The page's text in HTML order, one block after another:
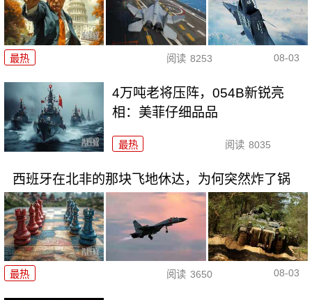
最热 阅读 8253 08-03
4万吨老将压阵，054B新锐亮
相：美菲仔细品品
最热 阅读 8035
西班牙在北非的那块飞地休达，为何突然炸了锅
最热 阅读 3650 08-03